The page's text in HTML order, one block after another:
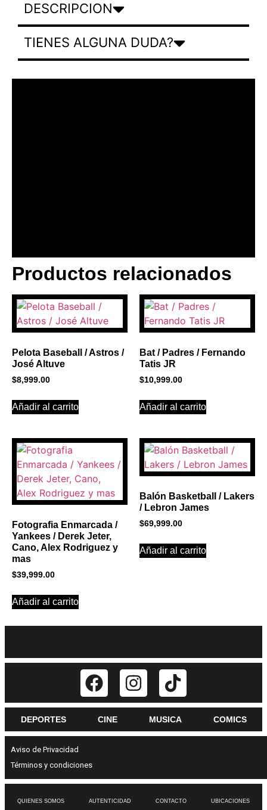
DESCRIPCION
TIENES ALGUNA DUDA?
BANNER CON
PROMOCIONES 1
Click Here
Productos relacionados
Pelota Baseball / Astros /
José Altuve
$8,999.00
Añadir al carrito
Bat / Padres / Fernando
Tatis JR
$10,999.00
Añadir al carrito
Fotografia Enmarcada /
Yankees / Derek Jeter,
Cano, Alex Rodriguez y
mas
$39,999.00
Añadir al carrito
Balón Basketball / Lakers
/ Lebron James
$69,999.00
Añadir al carrito
DEPORTES CINE MUSICA COMICS
Aviso de Privacidad
Términos y condiciones
QUIENES SOMOS AUTENTICIDAD CONTACTO UBICACIONES